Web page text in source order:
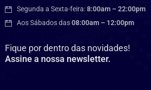
Segunda a Sexta-feira:8:00am – 22:00pm
Aos Sábados das08:00am – 12:00pm
Fique por dentro das novidades!
Assine a nossa newsletter.